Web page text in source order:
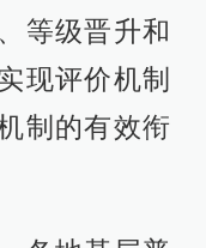
等级晋升和
现评价机制
制的有效衔